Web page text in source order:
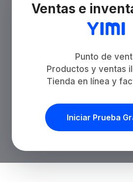
Ventas e
Punto de
Productos y ventas
Tienda en línea y
Iniciar Prueba